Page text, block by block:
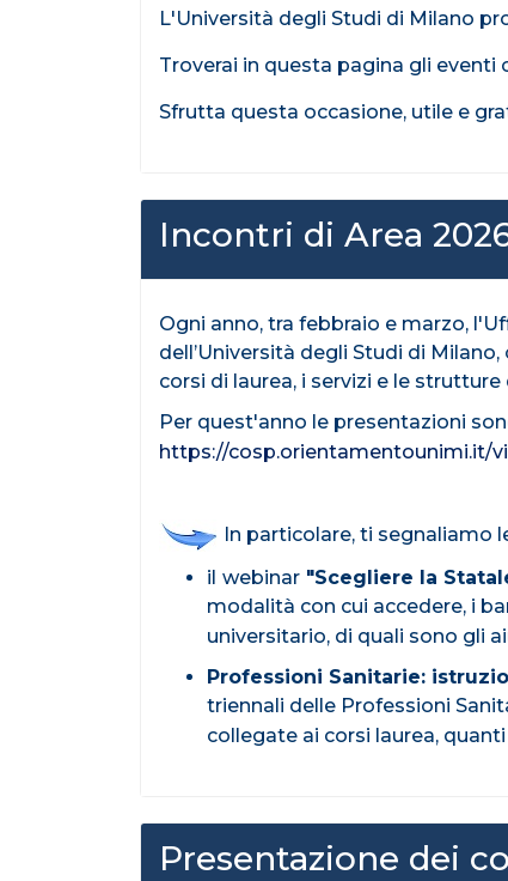
L'Università degli Studi di Milano
Troverai in questa pagina gli
Sfrutta questa occasione, utile e
Incontri di Area
Ogni anno, tra febbraio e marzo,
dell’Università degli Studi di
corsi di laurea, i servizi e le
Per quest'anno le presentazioni
https://cosp.orientamentounimi.it/
In particolare, ti segnaliamo
il webinar "Scegliere la
modalità con cui accedere, i
universitario, di quali sono gli
Professioni Sanitarie:
triennali delle Professioni
collegate ai corsi laurea,
Presentazione dei